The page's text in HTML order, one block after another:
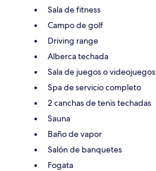
Sala de fitness
Campo de golf
Driving range
Alberca techada
Sala de juegos o videojuegos
Spa de servicio completo
2 canchas de tenis techadas
Sauna
Baño de vapor
Salón de banquetes
Fogata